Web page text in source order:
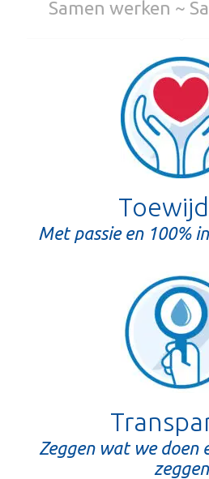
Samen werken ~
Met passie en 100%
Zeggen wat we doen
zeggen